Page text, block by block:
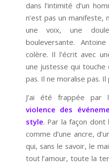
dans l’intimité d’un
n’est pas un manifeste,
une voix, une
bouleversante.
colère. Il l’écrit avec
une justesse qui touche
pas. Il ne moralise pas.
J’ai été frappée par
violence des
style. Par la façon dont
comme d’une ancre,
qui, sans le savoir, le
tout l’amour, toute la